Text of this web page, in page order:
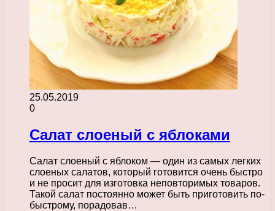
25.05.2019
0
Салат слоеный с яблоками
Салат слоеный с яблоком — один из самых легких
слоеных салатов, который готовится очень быстро
и не просит для изготовка неповторимых товаров.
Такой салат постоянно может быть приготовить по-
быстрому, порадовав…